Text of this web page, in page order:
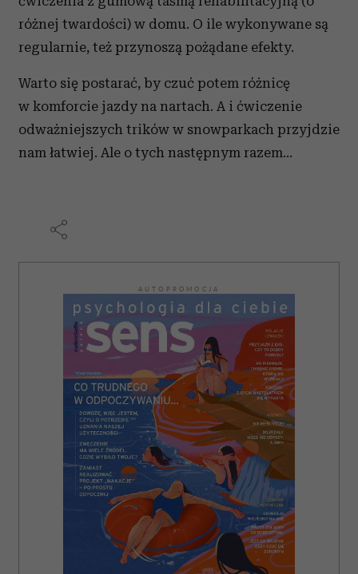
różnej twardości) w domu. O ile wykonywane są
regularnie, też przynoszą pożądane efekty.
Warto się postarać, by czuć potem różnicę
w komforcie jazdy na nartach. A i ćwiczenie
odważniejszych trików w snowparkach przyjdzie
nam łatwiej. Ale o tych następnym razem…
AUTOPROMOCJA